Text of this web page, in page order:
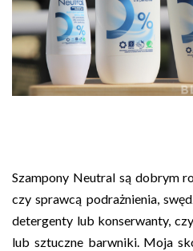
Szampony Neutral są dobrym
czy sprawcą podrażnienia,
detergenty lub konserwanty,
lub sztuczne barwniki. Moja